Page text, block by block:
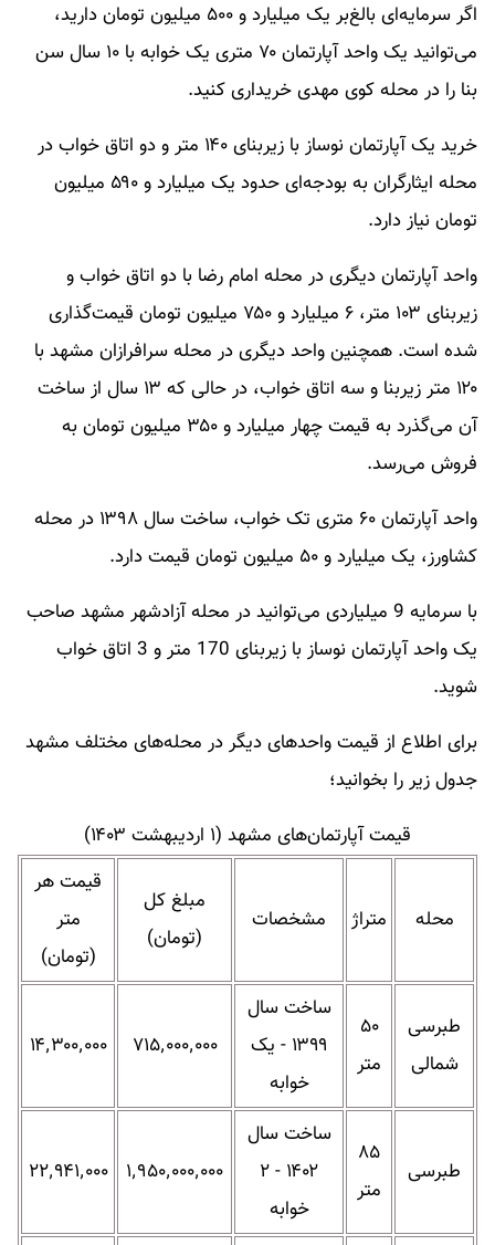
اگر سرمایه‌ای بالغ‌بر یک میلیارد و ۵۰۰ میلیون تومان دارید،
می‌توانید یک واحد آپارتمان ۷۰ متری یک خوابه با ۱۰ سال سن
بنا را در محله کوی مهدی خریداری کنید.
خرید یک آپارتمان نوساز با زیربنای ۱۴۰ متر و دو اتاق خواب در
محله ایثارگران به بودجه‌ای حدود یک میلیارد و ۵۹۰ میلیون
تومان نیاز دارد.
واحد آپارتمان دیگری در محله امام رضا با دو اتاق خواب و
زیربنای ۱۰۳ متر، ۶ میلیارد و ۷۵۰ میلیون تومان قیمت‌گذاری
شده است. همچنین واحد دیگری در محله سرافرازان مشهد با
۱۲۰ متر زیربنا و سه اتاق خواب، در حالی که ۱۳ سال از ساخت
آن می‌گذرد به قیمت چهار میلیارد و ۳۵۰ میلیون تومان به
فروش می‌رسد.
واحد آپارتمان ۶۰ متری تک خواب، ساخت سال ۱۳۹۸ در محله
کشاورز، یک میلیارد و ۵۰ میلیون تومان قیمت دارد.
با سرمایه 9 میلیاردی می‌توانید در محله آزادشهر مشهد صاحب
یک واحد آپارتمان نوساز با زیربنای 170 متر و 3 اتاق خواب
شوید.
برای اطلاع از قیمت واحدهای دیگر در محله‌های مختلف مشهد
جدول زیر را بخوانید؛
قیمت آپارتمان‌های مشهد (۱ اردیبهشت ۱۴۰۳)
محله متراژ مشخصات
مبلغ کل
(تومان)
قیمت هر
متر
(تومان)
طبرسی
شمالی
۵۰
متر
ساخت سال
۱۳۹۹ - یک
خوابه
۷۱۵٬۰۰۰٬۰۰۰ ۱۴٬۳۰۰٬۰۰۰
طبرسی
۸۵
متر
ساخت سال
۱۴۰۲ - ۲
خوابه
۱٬۹۵۰٬۰۰۰٬۰۰۰ ۲۲٬۹۴۱٬۰۰۰